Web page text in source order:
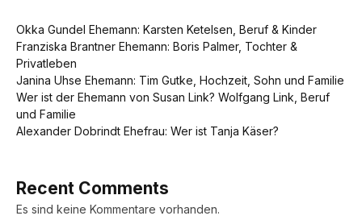
Okka Gundel Ehemann: Karsten Ketelsen, Beruf & Kinder
Franziska Brantner Ehemann: Boris Palmer, Tochter &
Privatleben
Janina Uhse Ehemann: Tim Gutke, Hochzeit, Sohn und Familie
Wer ist der Ehemann von Susan Link? Wolfgang Link, Beruf
und Familie
Alexander Dobrindt Ehefrau: Wer ist Tanja Käser?
Recent Comments
Es sind keine Kommentare vorhanden.